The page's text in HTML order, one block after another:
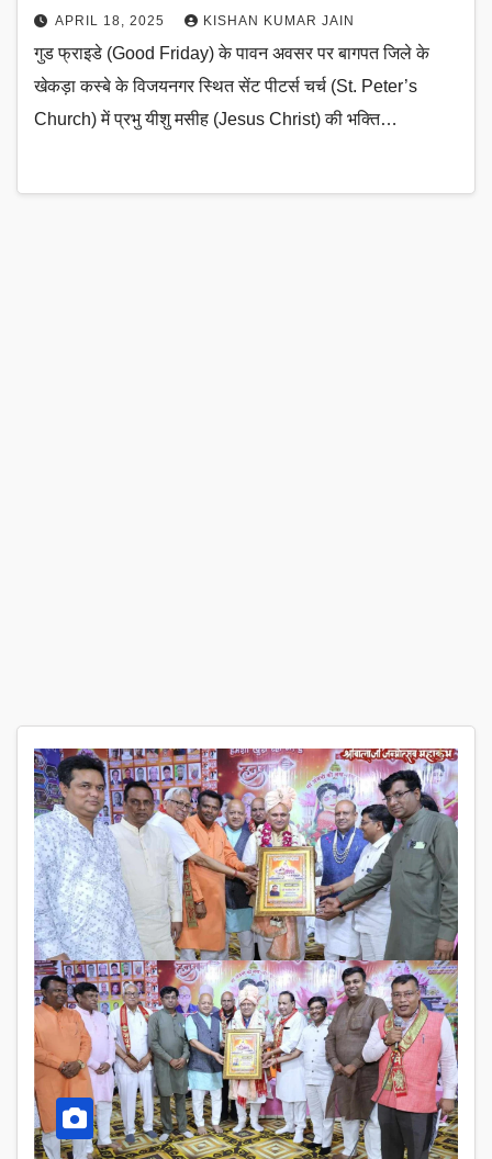
APRIL 18, 2025 KISHAN KUMAR JAIN
गुड फ्राइडे (Good Friday) के पावन अवसर पर बागपत जिले के
खेकड़ा कस्बे के विजयनगर स्थित सेंट पीटर्स चर्च (St. Peter’s
Church) में प्रभु यीशु मसीह (Jesus Christ) की भक्ति…